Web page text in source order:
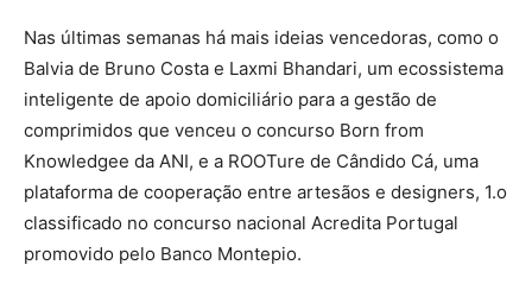
Nas últimas semanas há mais ideias vencedoras, como o
Balvia de Bruno Costa e Laxmi Bhandari, um ecossistema
inteligente de apoio domiciliário para a gestão de
comprimidos que venceu o concurso Born from
Knowledgee da ANI, e a ROOTure de Cândido Cá, uma
plataforma de cooperação entre artesãos e designers, 1.o
classificado no concurso nacional Acredita Portugal
promovido pelo Banco Montepio.